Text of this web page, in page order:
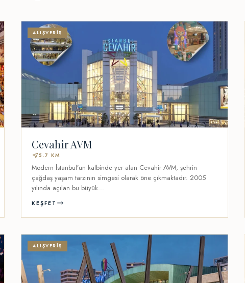
ALIŞVERIŞ
Cevahir AVM
near_me5.7 KM
Modern İstanbul’un kalbinde yer alan Cevahir AVM, şehrin
çağdaş yaşam tarzının simgesi olarak öne çıkmaktadır. 2005
yılında açılan bu büyük...
KEŞFET
ALIŞVERIŞ